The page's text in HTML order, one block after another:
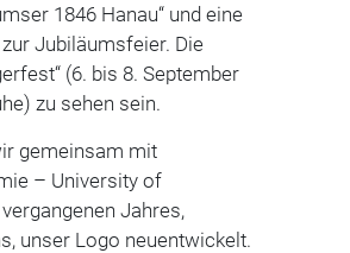
1846 Hanau“ und eine
Jubiläumsfeier. Die
(6. bis 8. September
zu sehen sein.
gemeinsam mit
– University of
Jahres,
unser Logo neuentwickelt.